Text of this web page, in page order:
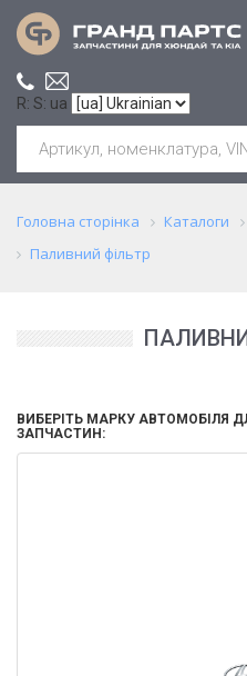
R: S: ua
Головна сторінка Каталоги
Паливний фільтр
ВИБЕРІТЬ МАРКУ АВТОМОБІЛЯ
ЗАПЧАСТИН: